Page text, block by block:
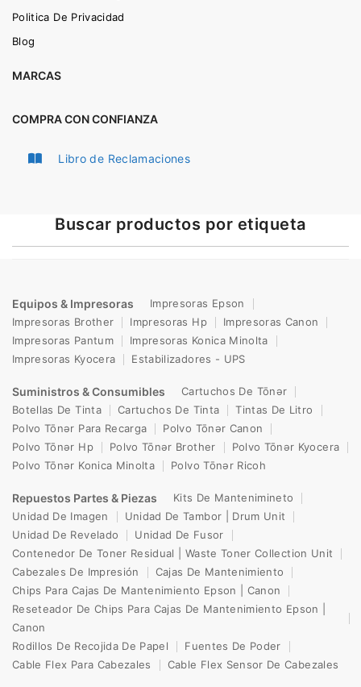
Politica De Privacidad
Blog
MARCAS
COMPRA CON CONFIANZA
Libro de Reclamaciones
Buscar productos por etiqueta
Equipos & Impresoras
Impresoras Epson
Impresoras Brother
Impresoras Hp
Impresoras Canon
Impresoras Pantum
Impresoras Konica Minolta
Impresoras Kyocera
Estabilizadores - UPS
Suministros & Consumibles
Cartuchos De Tōnər
Botellas De Tinta
Cartuchos De Tinta
Tintas De Litro
Polvo Tōnər Para Recarga
Polvo Tōnər Canon
Polvo Tōnər Hp
Polvo Tōnər Brother
Polvo Tōnər Kyocera
Polvo Tōnər Konica Minolta
Polvo Tōnər Ricoh
Repuestos Partes & Piezas
Kits De Mantenimineto
Unidad De Imagen
Unidad De Tambor | Drum Unit
Unidad De Revelado
Unidad De Fusor
Contenedor De Toner Residual | Waste Toner Collection Unit
Cabezales De Impresión
Cajas De Mantenimiento
Chips Para Cajas De Mantenimiento Epson | Canon
Reseteador De Chips Para Cajas De Mantenimiento Epson |
Canon
Rodillos De Recojida De Papel
Fuentes De Poder
Cable Flex Para Cabezales
Cable Flex Sensor De Cabezales